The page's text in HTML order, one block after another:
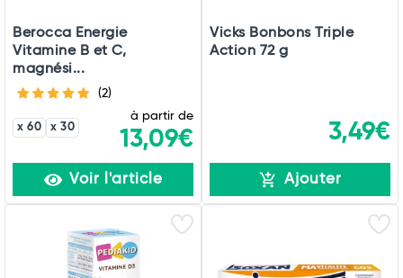
Berocca Energie
Vitamine B et C,
magnési...
(2)
x 60 x 30
à partir de
13,09€
Voir l'article
Vicks Bonbons Triple
Action 72 g
3,49€
Ajouter